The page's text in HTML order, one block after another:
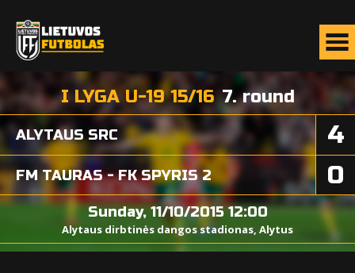
I LYGA U-19 15/16 7. round
4
ALYTAUS SRC
FM TAURAS - FK SPYRIS 2 0
Sunday, 11/10/2015 12:00
Alytaus dirbtinės dangos stadionas, Alytus